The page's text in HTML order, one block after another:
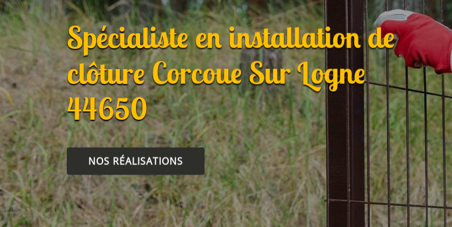
Spécialiste en installation de
clôture Corcoue Sur Logne
44650
NOS RÉALISATIONS